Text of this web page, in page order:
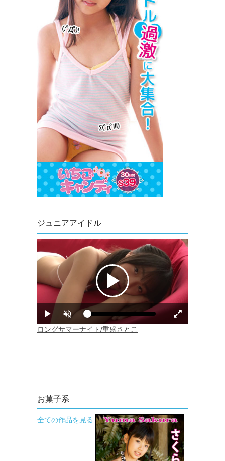
ジュニアアイドル
お菓子系
全ての作品を見る